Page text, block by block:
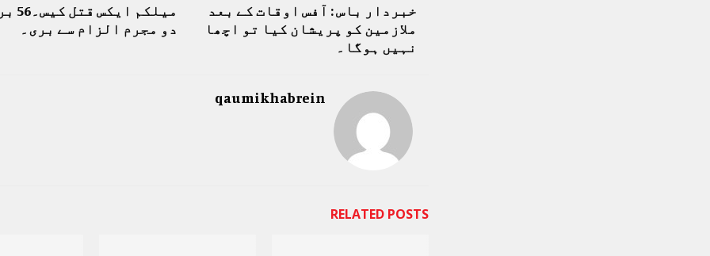
خبردار باس : آفس اوقات کے بعد
ملازمین کو پریشان کیا تو اچھا
نہیں ہوگا۔
دو مجرم الزام سے بری۔
qaumikhabrein
RELATED POSTS